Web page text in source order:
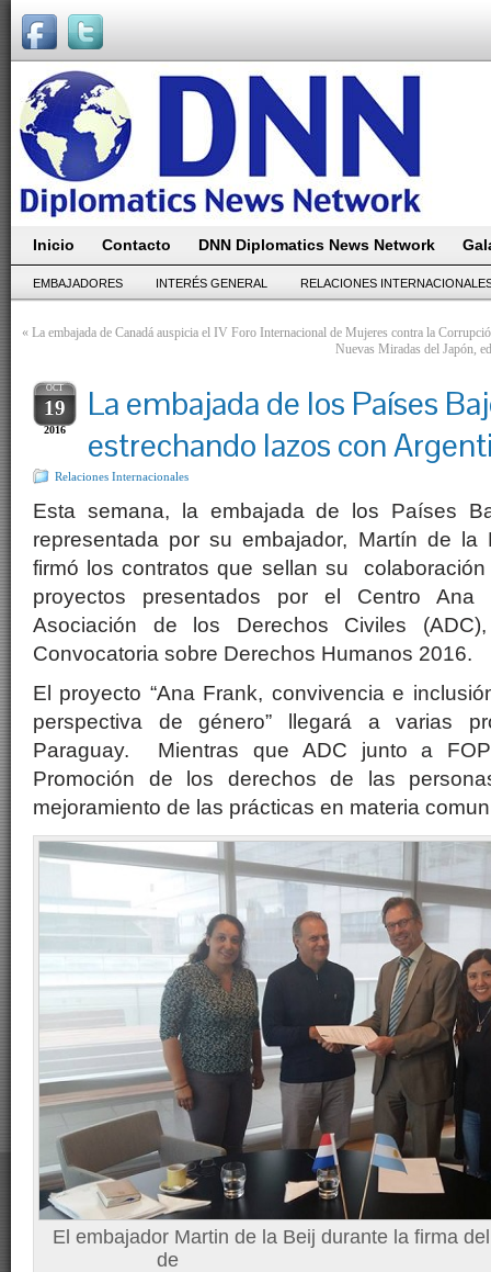
Inicio Contacto DNN Diplomatics News Network
EMBAJADORES INTERÉS GENERAL RELACIONES
« La embajada de Canadá auspicia el IV Foro Internacional de Mujeres contra la
Nuevas Miradas del Japón,
OCT
19
2016
La embajada de los Países
estrechando lazos con
Relaciones Internacionales
Esta semana, la embajada de los Países
representada por su embajador, Martín de la
firmó los contratos que sellan su colaboración
proyectos presentados por el Centro
Asociación de los Derechos Civiles
Convocatoria sobre Derechos Humanos 2016.
El proyecto “Ana Frank, convivencia e
perspectiva de género” llegará a varias
Paraguay. Mientras que ADC junto a
Promoción de los derechos de las
mejoramiento de las prácticas en materia
El embajador Martin de la Beij durante la firma
de